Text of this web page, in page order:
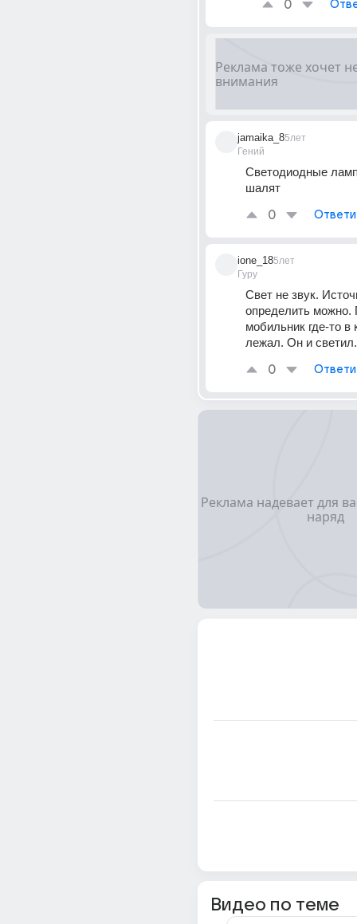
0
jamaika_8
Гений
5лет
Светодиодные
шалят
0
ione_18
Гуру
5лет
Свет не звук.
определить
мобильник где-то в
лежал. Он и светил.
0
Видео по теме